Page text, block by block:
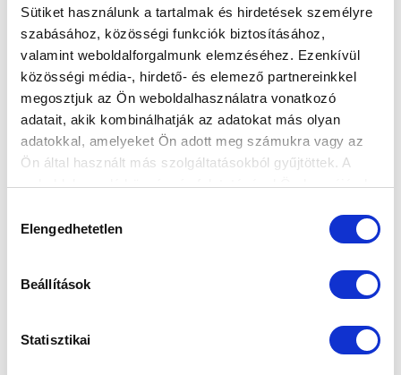
Sütiket használunk a tartalmak és hirdetések személyre
szabásához, közösségi funkciók biztosításához,
valamint weboldalforgalmunk elemzéséhez. Ezenkívül
közösségi média-, hirdető- és elemező partnereinkkel
megosztjuk az Ön weboldalhasználatra vonatkozó
adatait, akik kombinálhatják az adatokat más olyan
adatokkal, amelyeket Ön adott meg számukra vagy az
Ön által használt más szolgáltatásokból gyűjtöttek. A
weboldalon való böngészés folytatásával Ön hozzájárul a
kiválasztása
Elengedhetetlen
Beállítások
Statisztikai
PROFI SZERZŐDÉST ÍRT ALÁ BARKÓCZI
BERNADETT
2023-02-22